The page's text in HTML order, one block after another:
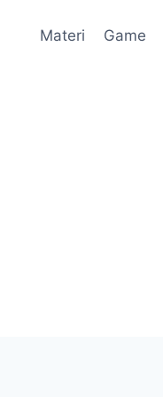
Materi Game